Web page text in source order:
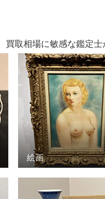
買取相場に敏感な鑑定士
絵画